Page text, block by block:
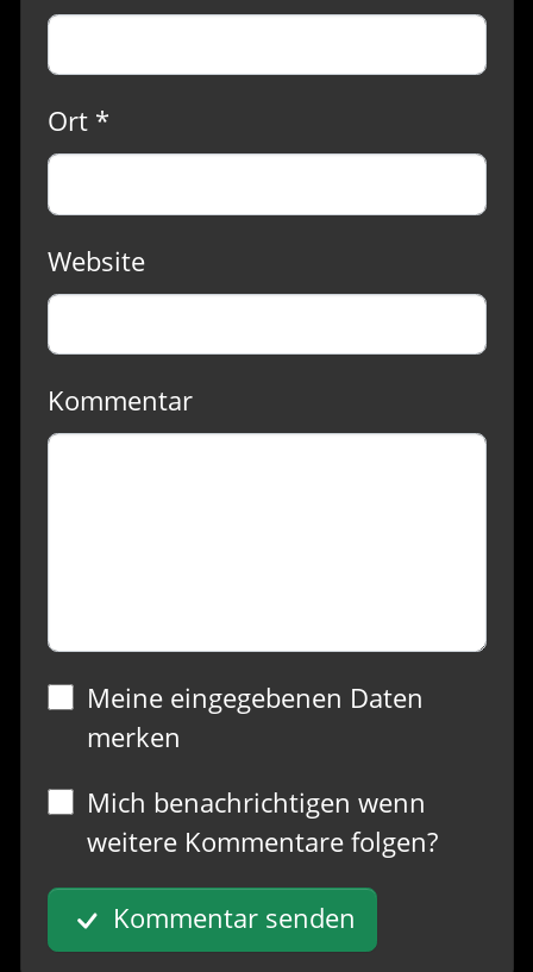
Ort *
Website
Kommentar
Meine eingegebenen Daten
merken
Mich benachrichtigen wenn
weitere Kommentare folgen?
Kommentar senden